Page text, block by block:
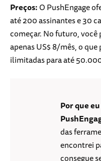
Preços:O PushEngage
até 200 assinantes e 30
começar. No futuro,
apenas US$ 8/mês, o
ilimitadas para até
Por que
das
encontrei
consegue